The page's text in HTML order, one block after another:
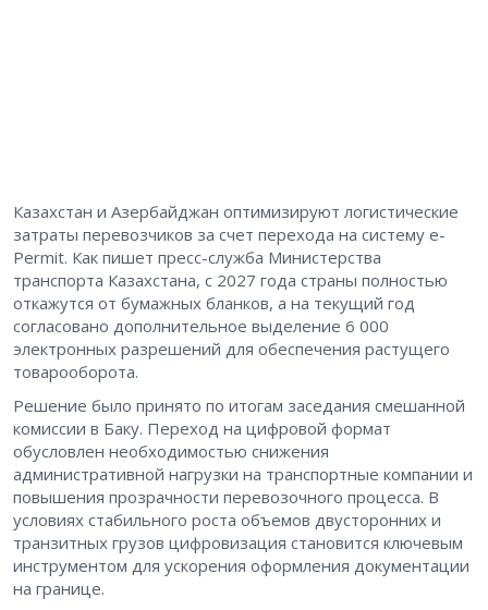
Казахстан и Азербайджан оптимизируют логистические
затраты перевозчиков за счет перехода на систему e-
Permit. Как пишет пресс-служба Министерства
транспорта Казахстана, с 2027 года страны полностью
откажутся от бумажных бланков, а на текущий год
согласовано дополнительное выделение 6 000
электронных разрешений для обеспечения растущего
товарооборота.
Решение было принято по итогам заседания смешанной
комиссии в Баку. Переход на цифровой формат
обусловлен необходимостью снижения
административной нагрузки на транспортные компании и
повышения прозрачности перевозочного процесса. В
условиях стабильного роста объемов двусторонних и
транзитных грузов цифровизация становится ключевым
инструментом для ускорения оформления документации
на границе.